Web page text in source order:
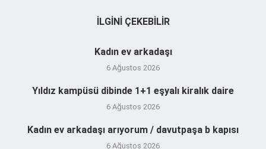
İLGINI ÇEKEBILIR
Kadın ev arkadaşı
6 Ağustos 2026
Yıldız kampüsü dibinde 1+1 eşyalı kiralık daire
6 Ağustos 2026
Kadın ev arkadaşı arıyorum / davutpaşa b kapısı
6 Ağustos 2026